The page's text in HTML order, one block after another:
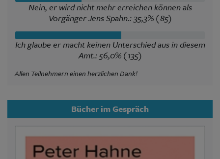
Nein, er wird nicht mehr erreichen können als
Vorgänger Jens Spahn.: 35,3% (85)
Ich glaube er macht keinen Unterschied aus in diesem
Amt.: 56,0% (135)
Allen Teilnehmern einen herzlichen Dank!
Bücher im Gespräch